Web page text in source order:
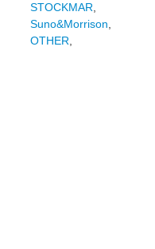
STOCKMAR
Suno&Morrison
OTHER